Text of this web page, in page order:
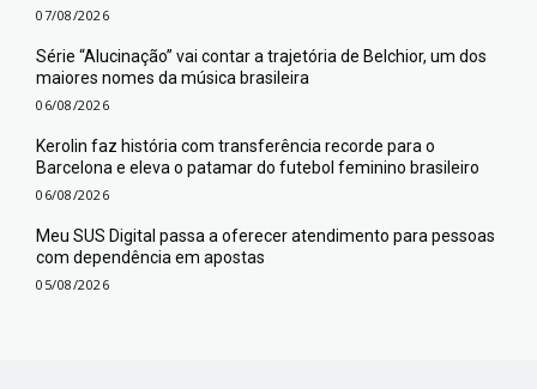
07/08/2026
Série “Alucinação” vai contar a trajetória de Belchior, um dos
maiores nomes da música brasileira
06/08/2026
Kerolin faz história com transferência recorde para o
Barcelona e eleva o patamar do futebol feminino brasileiro
06/08/2026
Meu SUS Digital passa a oferecer atendimento para pessoas
com dependência em apostas
05/08/2026